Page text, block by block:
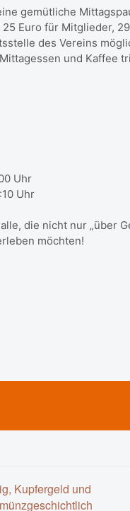
gemütliche
Euro für Mitglieder,
des Vereins
und Kaffee
Uhr
Uhr
die nicht nur „über
möchten!
Kupfergeld und